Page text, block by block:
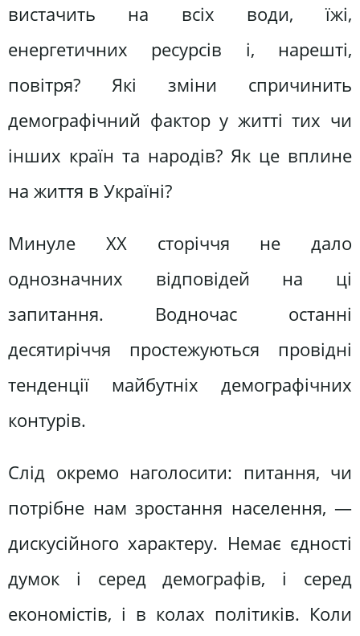
вистачить на всіх води, їжі,
енергетичних ресурсів і, нарешті,
повітря? Які зміни спричинить
демографічний фактор у житті тих чи
інших країн та народів? Як це вплине
на життя в Україні?
Минуле XX сторіччя не дало
однозначних відповідей на ці
запитання. Водночас останні
десятиріччя простежуються провідні
тенденції майбутніх демографічних
контурів.
Слід окремо наголосити: питання, чи
потрібне нам зростання населення, —
дискусійного характеру. Немає єдності
думок і серед демографів, і серед
економістів, і в колах політиків. Коли